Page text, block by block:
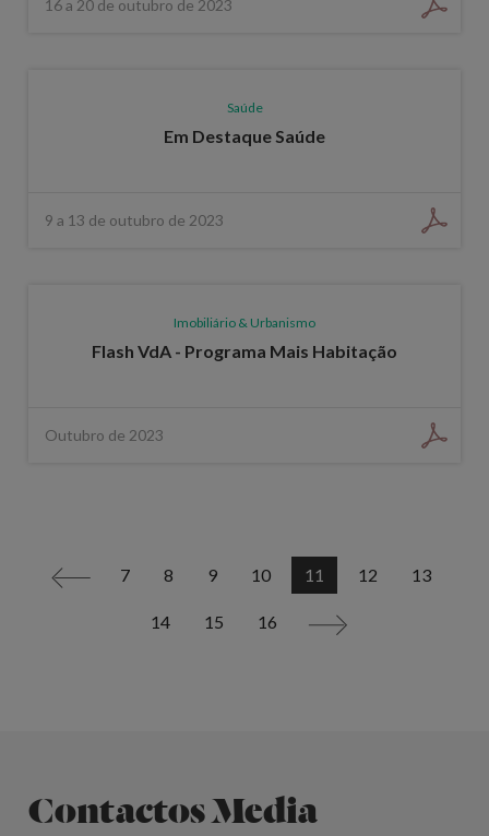
16 a 20 de outubro de 2023
Saúde
Em Destaque Saúde
9 a 13 de outubro de 2023
Imobiliário & Urbanismo
Flash VdA - Programa Mais Habitação
Outubro de 2023
< 7 8 9 10 11 12 13
14 15 16 >
Contactos Media